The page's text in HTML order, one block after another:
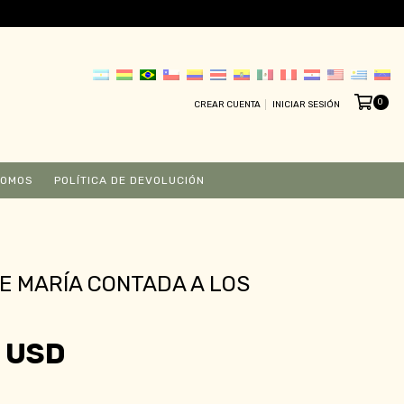
CREAR CUENTA INICIAR SESIÓN 0
POLÍTICA DE DEVOLUCIÓN
MARÍA CONTADA A LOS